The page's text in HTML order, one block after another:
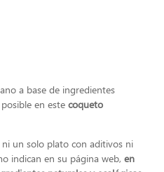
a base de ingredientes
en este coqueto
un solo plato con aditivos ni
indican en su página web, en